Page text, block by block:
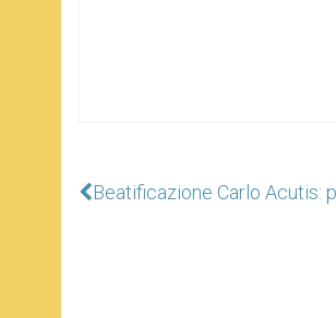
Beatificazione Carlo Acutis: